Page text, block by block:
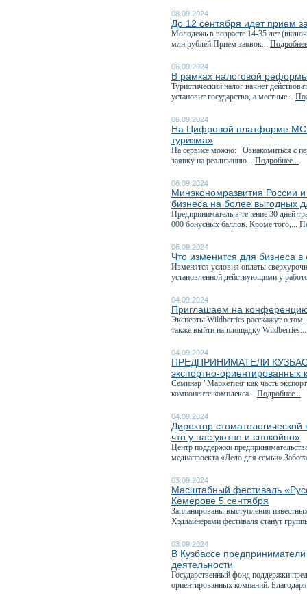
08.09.2024
До 12 сентября идет прием
Молодежь в возрасте 14-35 лет
млн рублей Прием заявок...
06.09.2024
В рамках налоговой реформы
Туристический налог начнет
установит государство, а местные...
06.09.2024
На Цифровой платформе
туризма»
На сервисе можно: Ознакомиться с
заявку на реализацию... Подробнее...
06.09.2024
Минэкономразвития России
бизнеса на более выгодных
Предприниматель в течение 30 дней
000 бонусных баллов. Кроме того,...
06.09.2024
Что изменится для бизнеса
Изменятся условия оплаты
установленной действующими у
04.09.2024
Приглашаем на
Эксперты Wildberries расскажут о том,
также выйти на площадку
04.09.2024
ПРЕДПРИНИМАТЕЛИ
экспортно-ориентированных
Семинар "Маркетинг как часть
компоненте комплекса... Подробнее...
04.09.2024
Директор
что у нас уютно и спокойно»
Центр поддержки
медиапроекта «Дело для
03.09.2024
Масштабный фестиваль
Кемерове 5 сентября
Запланированы выступления
Хэдлайнерами фестиваля станут
03.09.2024
В Кузбассе
деятельности
Государственный фонд поддержки
ориентированных компаний.